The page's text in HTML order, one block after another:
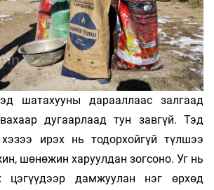
шатахууны дарааллаас залгаад
дугаарлаад тун завгүй. Тэд
ирэх нь тодорхойгүй түлшээ
шөнөжин харуулдан зогсоно. Уг нь
цэгүүдээр дамжуулан нэг өрхөд